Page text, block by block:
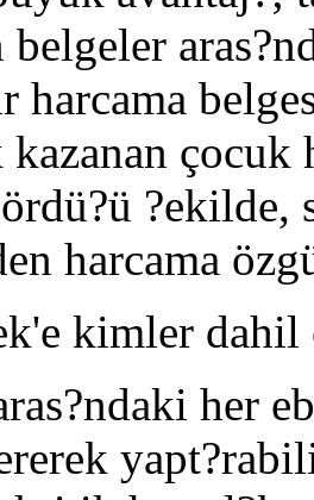
harcama
çocuk
harcama
kimler
her